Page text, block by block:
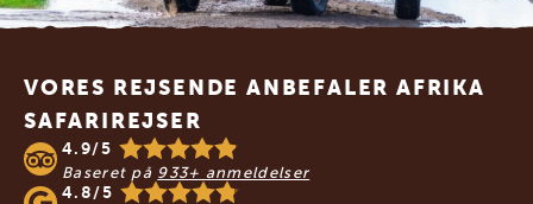
Footer
VORES REJSENDE ANBEFALER AFRIKA
SAFARIREJSER
4.9/5
Baseret på 933+ anmeldelser
4.8/5